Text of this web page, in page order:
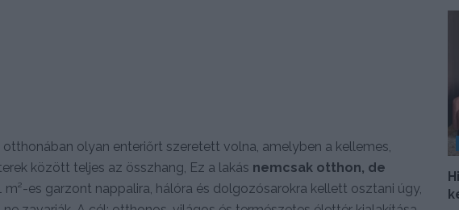
olyan enteriőrt szeretett volna, amelyben a kellemes,
között teljes az összhang, Ez a lakás nemcsak otthon, de
m²-es garzont nappalira, hálóra és dolgozósarokra kellett osztani úgy,